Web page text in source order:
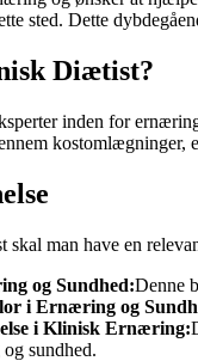
sted. Dette
Diætist?
inden for
kostomlægninger,
man have en
og Sundhed:Denne
i Ernæring og
i Klinisk Ernæring:
sundhed.